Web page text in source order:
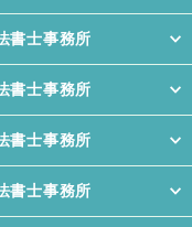
書士事務所
書士事務所
書士事務所
書士事務所